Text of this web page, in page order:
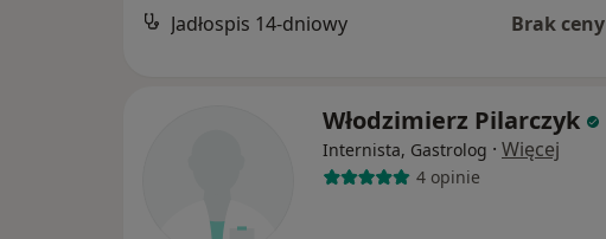
Jadłospis 14-dniowy Brak ceny
Włodzimierz Pilarczyk
Internista, Gastrolog · Więcej
4 opinie